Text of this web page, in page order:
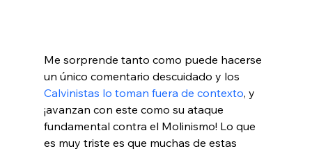
Me sorprende tanto como puede hacerse
un único comentario descuidado y los
Calvinistas lo toman fuera de contexto, y
¡avanzan con este como su ataque
fundamental contra el Molinismo! Lo que
es muy triste es que muchas de estas